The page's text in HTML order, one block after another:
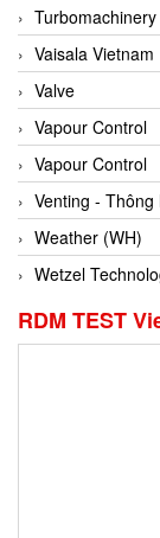
Contrinex
Control Solution
Copeland
Cortem
Cosa Xentaur
Cosil
Coulton
Crouzet
Crowcon
Crutec Dust
CS&P
Turbomachinery
Vaisala Vietnam
Valve
Vapour Control
Vapour Control
Venting - Thông
Weather (WH)
Wetzel
RDM TEST